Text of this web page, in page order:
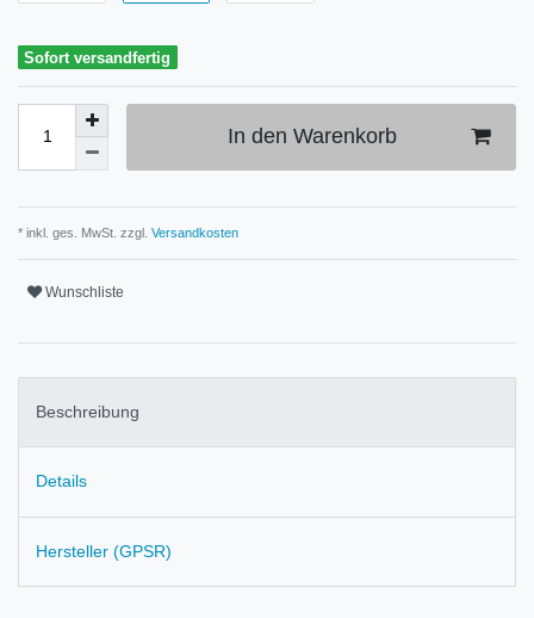
Sofort versandfertig
In den Warenkorb
* inkl. ges. MwSt. zzgl. Versandkosten
Wunschliste
Beschreibung
Details
Hersteller (GPSR)